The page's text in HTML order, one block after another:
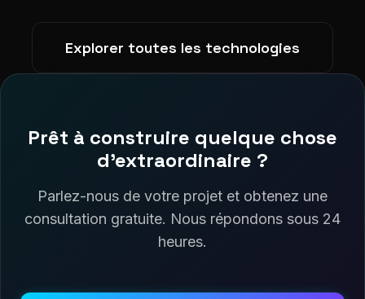
Explorer toutes les technologies
Prêt à construire quelque chose
d'extraordinaire ?
Parlez-nous de votre projet et obtenez une
consultation gratuite. Nous répondons sous 24
heures.